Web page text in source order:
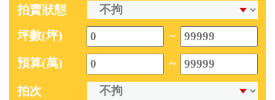
拍賣狀態
坪數(坪)
~
預算(萬) ~
拍次